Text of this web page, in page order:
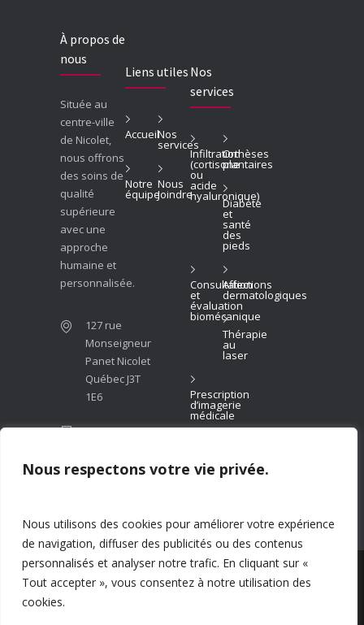
Nous respectons votre vie privée.
Nous utilisons des cookies pour améliorer votre expérience
de navigation, diffuser des publicités ou des contenus
personnalisés et analyser notre trafic. En cliquant sur «
Tout accepter », vous consentez à notre utilisation des
cookies.
À propos de
nous
Située au
centre-ville
de Nicolet,
nous offrons
des soins de
qualité
supérieure
avec une
approche
humaine et
personnalisée.
127 rue
Monseigneur
Panet Nicolet
Québec J3T
1E6
(819)
6999
Liens utiles
AccueilNos
services
Notre
équipe
Nous
Joindre
Nos
services
Infiltration
(cortisone
ou
acide
hyaluronique)
Orthèses
plantaires
Diabète
et
santé
des
pieds
Consultation
et
évaluation
biomécanique
Affections
dermatologiques
Thérapie
au
laser
Prescription
d’imagerie
médicale
© 2026 Clinique podiatrique de Nicolet. Tous
droits réservés. Propulsé par Patient7.